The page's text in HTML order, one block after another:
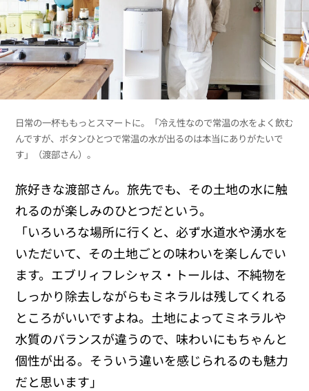
日常の一杯ももっとスマートに。「冷え性なので常温の水をよく飲む
んですが、ボタンひとつで常温の水が出るのは本当にありがたいで
す」（渡部さん）。
旅好きな渡部さん。旅先でも、その土地の水に触
れるのが楽しみのひとつだという。
「いろいろな場所に行くと、必ず水道水や湧水を
いただいて、その土地ごとの味わいを楽しんでい
ます。エブリィフレシャス・トールは、不純物を
しっかり除去しながらもミネラルは残してくれる
ところがいいですよね。土地によってミネラルや
水質のバランスが違うので、味わいにもちゃんと
個性が出る。そういう違いを感じられるのも魅力
だと思います」